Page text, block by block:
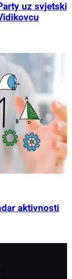
uz svjetski
aktivnosti